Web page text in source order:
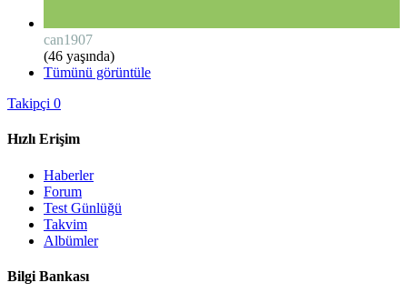
can1907
(46 yaşında)
Tümünü görüntüle
Takipçi 0
Hızlı Erişim
Haberler
Forum
Test Günlüğü
Takvim
Albümler
Bilgi Bankası